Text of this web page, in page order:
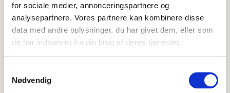
for sociale medier, annonceringspartnere og
analysepartnere. Vores partnere kan kombinere disse
data med andre oplysninger, du har givet dem, eller som
de har indsamlet fra din brug af deres tjenester.
Nødvendig
09 august, 2026